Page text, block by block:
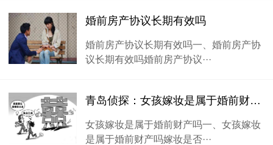
婚前房产协议长期有效吗
婚前房产协议长期有效吗一、婚前房产协
议长期有效吗婚前房产协议···
青岛侦探：女孩嫁妆是属于婚前财产吗
女孩嫁妆是属于婚前财产吗一、女孩嫁妆
是属于婚前财产吗嫁妆是否···